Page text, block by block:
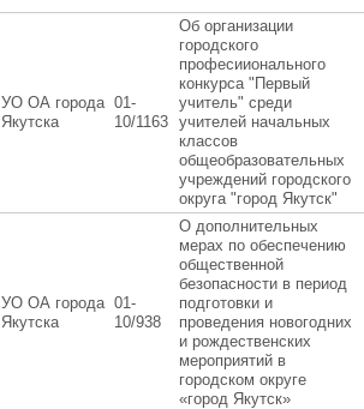
УО ОА города
Якутска
01-
10/1163
Об организации
городского
професиионального
конкурса "Первый
учитель" среди
учителей начальных
классов
общеобразовательных
учреждений городского
округа "город Якутск"
УО ОА города
Якутска
01-
10/938
О дополнительных
мерах по обеспечению
общественной
безопасности в период
подготовки и
проведения новогодних
и рождественских
мероприятий в
городском округе
«город Якутск»